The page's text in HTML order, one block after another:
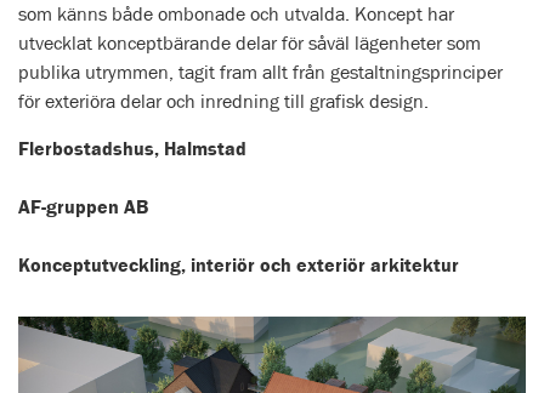
som känns både ombonade och utvalda. Koncept har
utvecklat konceptbärande delar för såväl lägenheter som
publika utrymmen, tagit fram allt från gestaltningsprinciper
för exteriöra delar och inredning till grafisk design.
Flerbostadshus, Halmstad
AF-gruppen AB
Konceptutveckling, interiör och exteriör arkitektur